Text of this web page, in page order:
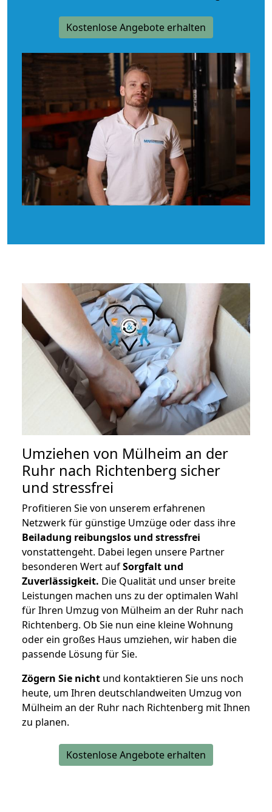
Kostenlose Angebote erhalten
Umziehen von Mülheim an der
Ruhr nach Richtenberg sicher
und stressfrei
Profitieren Sie von unserem erfahrenen
Netzwerk für günstige Umzüge oder dass ihre
Beiladung reibungslos und stressfrei
vonstattengeht. Dabei legen unsere Partner
besonderen Wert aufSorgfalt und
Zuverlässigkeit. Die Qualität und unser breite
Leistungen machen uns zu der optimalen Wahl
für Ihren Umzug von Mülheim an der Ruhr nach
Richtenberg. Ob Sie nun eine kleine Wohnung
oder ein großes Haus umziehen, wir haben die
passende Lösung für Sie.
Zögern Sie nicht und kontaktieren Sie uns noch
heute, um Ihren deutschlandweiten Umzug von
Mülheim an der Ruhr nach Richtenberg mit Ihnen
zu planen.
Kostenlose Angebote erhalten